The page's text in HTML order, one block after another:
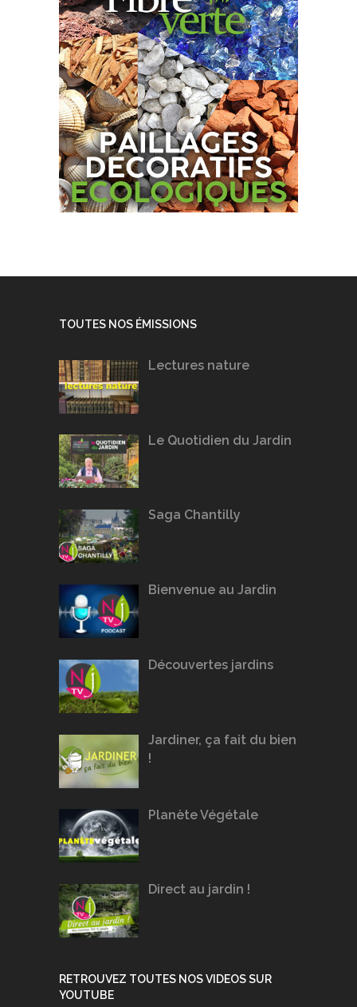
TOUTES NOS ÉMISSIONS
Lectures nature
Le Quotidien du Jardin
Saga Chantilly
Bienvenue au Jardin
Découvertes jardins
Jardiner, ça fait du bien
!
Planète Végétale
Direct au jardin !
RETROUVEZ TOUTES NOS VIDEOS SUR
YOUTUBE